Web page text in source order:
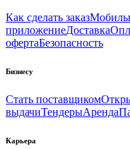
Как сделать заказ
приложениеДоставка
офертаБезопасность
Бизнесу
Стать поставщиком
выдачиТендерыАренда
Карьера